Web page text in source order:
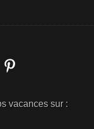
vacances sur :